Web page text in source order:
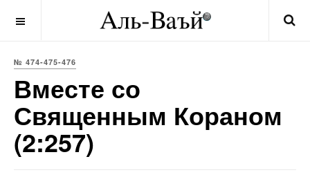
№ 474-475-476
Вместе со
Священным Кораном
(2:257)